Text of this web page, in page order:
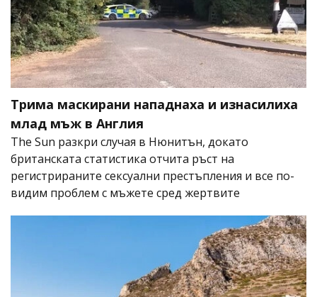
Трима маскирани нападнаха и изнасилиха
млад мъж в Англия
The Sun разкри случая в Нюнитън, докато
британската статистика отчита ръст на
регистрираните сексуални престъпления и все по-
видим проблем с мъжете сред жертвите